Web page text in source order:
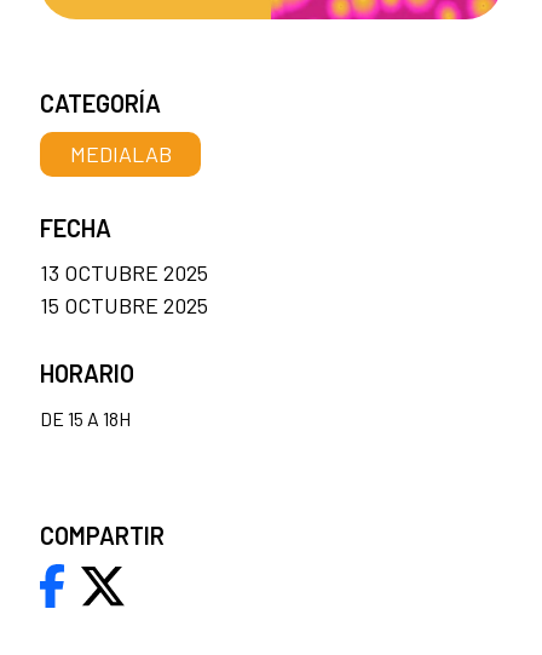
CATEGORÍA
MEDIALAB
FECHA
13 OCTUBRE 2025
15 OCTUBRE 2025
HORARIO
DE 15 A 18H
COMPARTIR